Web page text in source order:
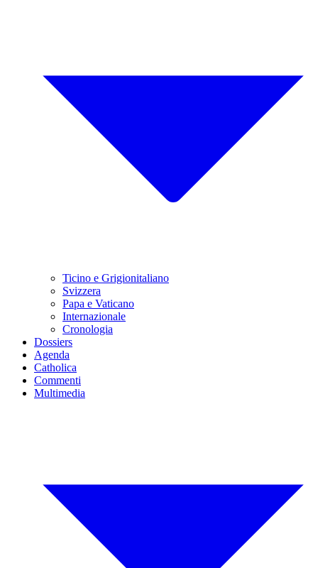
Ticino e Grigionitaliano
Svizzera
Papa e Vaticano
Internazionale
Cronologia
Dossiers
Agenda
Catholica
Commenti
Multimedia